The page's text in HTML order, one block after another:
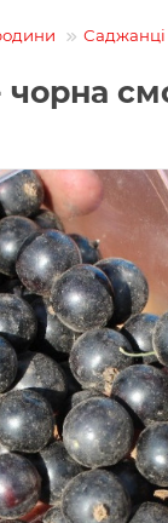
Саджанці
чорна